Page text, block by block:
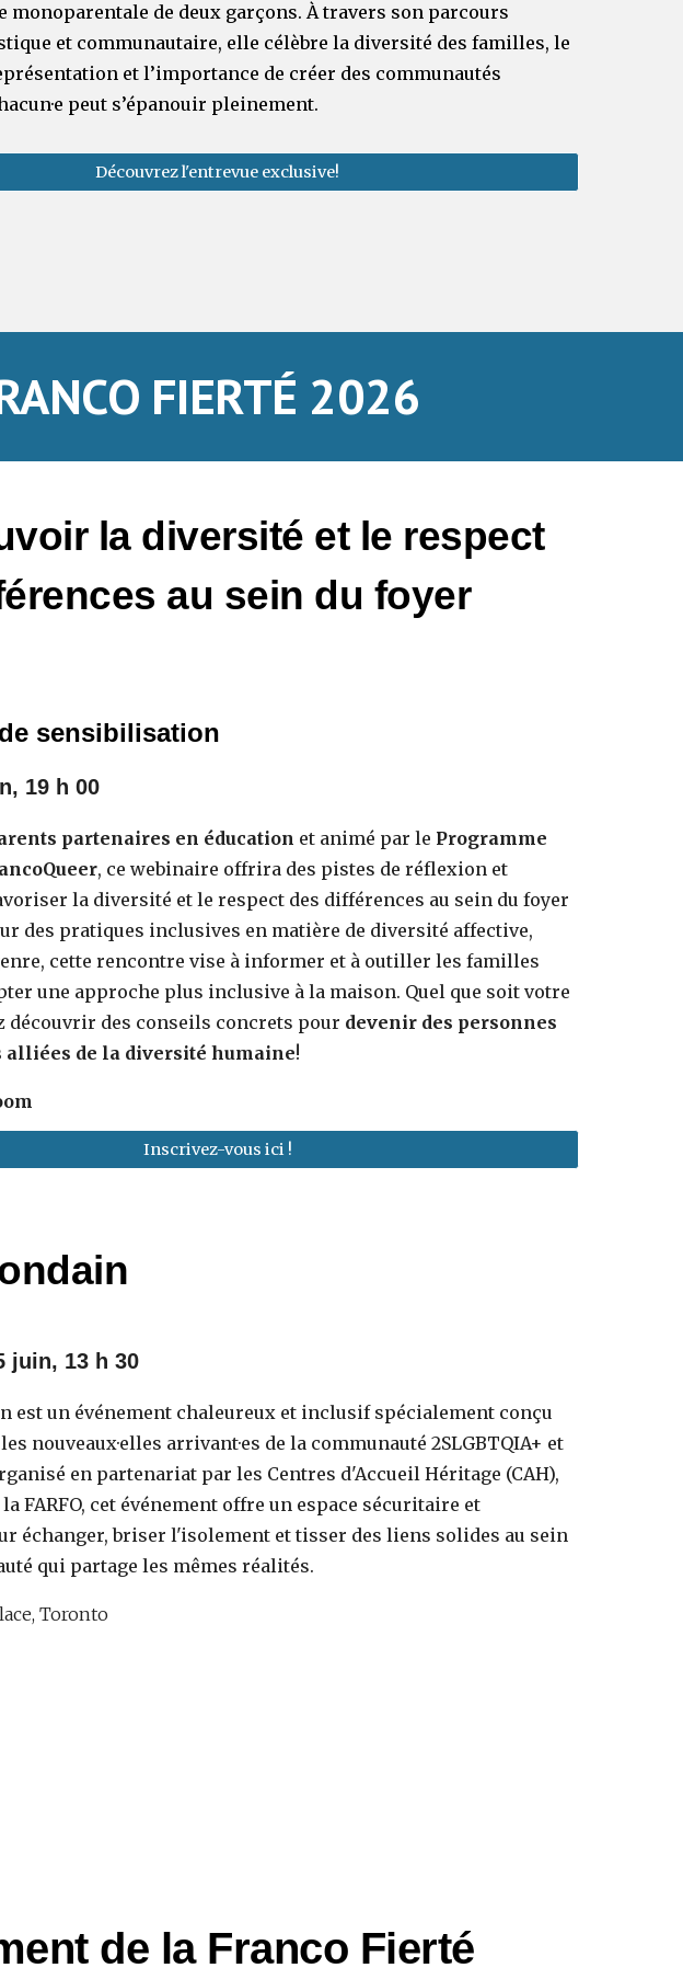
monoparentale de deux garçons. À travers son parcours
et communautaire, elle célèbre la diversité des familles, le
et l’importance de créer des communautés
peut s’épanouir pleinement.
Découvrez l'entrevue exclusive!
FIERTÉ 2026
la diversité et le respect
au sein du foyer
sensibilisation
, 19 h 00
partenaires en éducation et animé par le Programme
, ce webinaire offrira des pistes de réflexion et
la diversité et le respect des différences au sein du foyer
des pratiques inclusives en matière de diversité affective,
cette rencontre vise à informer et à outiller les familles
une approche plus inclusive à la maison. Quel que soit votre
découvrir des conseils concrets pour devenir des personnes
alliées de la diversité humaine!
Inscrivez-vous ici !
juin, 13 h30
est un événement chaleureux et inclusif spécialement conçu
nouveaux·elles arrivant·es de la communauté 2SLGBTQIA+ et
en partenariat par les Centres d'Accueil Héritage (CAH),
FARFO, cet événement offre un espace sécuritaire et
échanger, briser l'isolement et tisser des liens solides au sein
qui partage les mêmes réalités.
Toronto
de la Franco Fierté